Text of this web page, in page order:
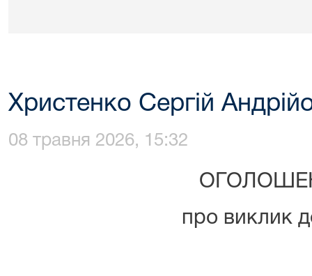
Христенко Сергій
08 травня 2026, 15:32
про виклик